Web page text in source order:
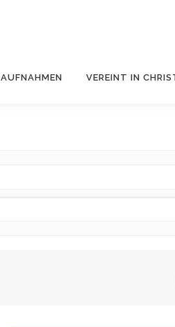
AUFNAHMEN VEREINT IN